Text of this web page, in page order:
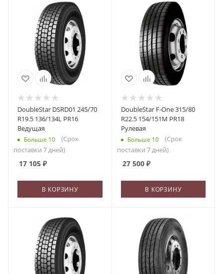
DoubleStar DSRD01 245/70
R19.5 136/134L PR16
Ведущая
Больше 10
(Срок
поставки 7 дней)
17 105 ₽
В КОРЗИНУ
DoubleStar F-One 315/80
R22.5 154/151M PR18
Рулевая
Больше 10
(Срок
поставки 7 дней)
27 500₽
В КОРЗИНУ